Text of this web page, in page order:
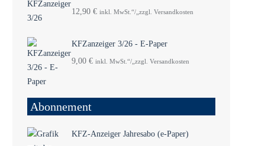
12,90 € inkl. MwSt.“/„zzgl. Versandkosten
KFZanzeiger 3/26 - E-Paper
9,00 € inkl. MwSt.“/„zzgl. Versandkosten
Abonnement
KFZ-Anzeiger Jahresabo (e-Paper)